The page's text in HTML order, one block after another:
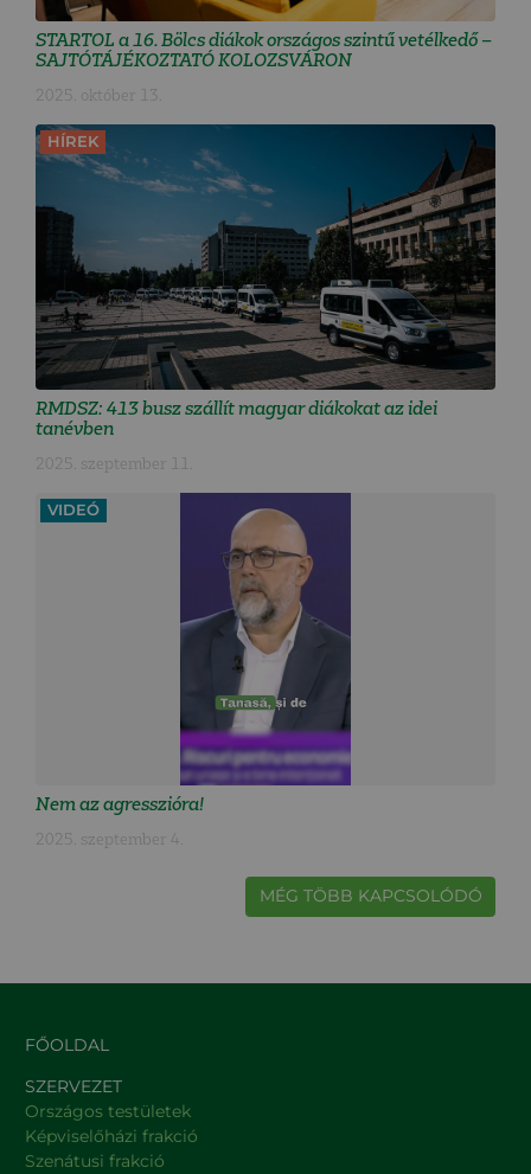
STARTOL a 16. Bölcs diákok országos szintű vetélkedő –
SAJTÓTÁJÉKOZTATÓ KOLOZSVÁRON
2025. október 13.
HÍREK
RMDSZ: 413 busz szállít magyar diákokat az idei
tanévben
2025. szeptember 11.
VIDEÓ
Nem az agresszióra!
2025. szeptember 4.
MÉG TÖBB KAPCSOLÓDÓ
FŐOLDAL
SZERVEZET
Országos testületek
Képviselőházi frakció
Szenátusi frakció